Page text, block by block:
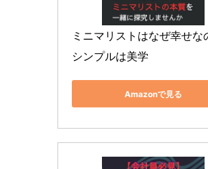
ミニマリストはなぜ幸せな
シンプルは美学
Amazonで見る